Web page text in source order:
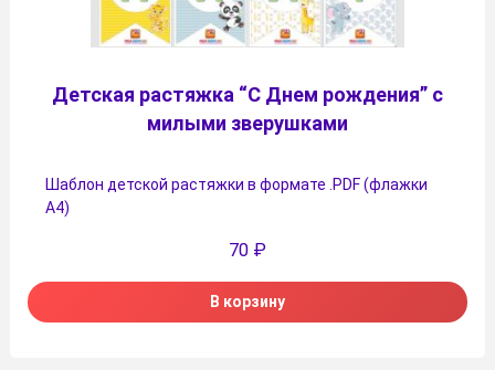
Детская растяжка “С Днем рождения” с
милыми зверушками
Шаблон детской растяжки в формате .PDF (флажки
А4)
70 ₽
В корзину